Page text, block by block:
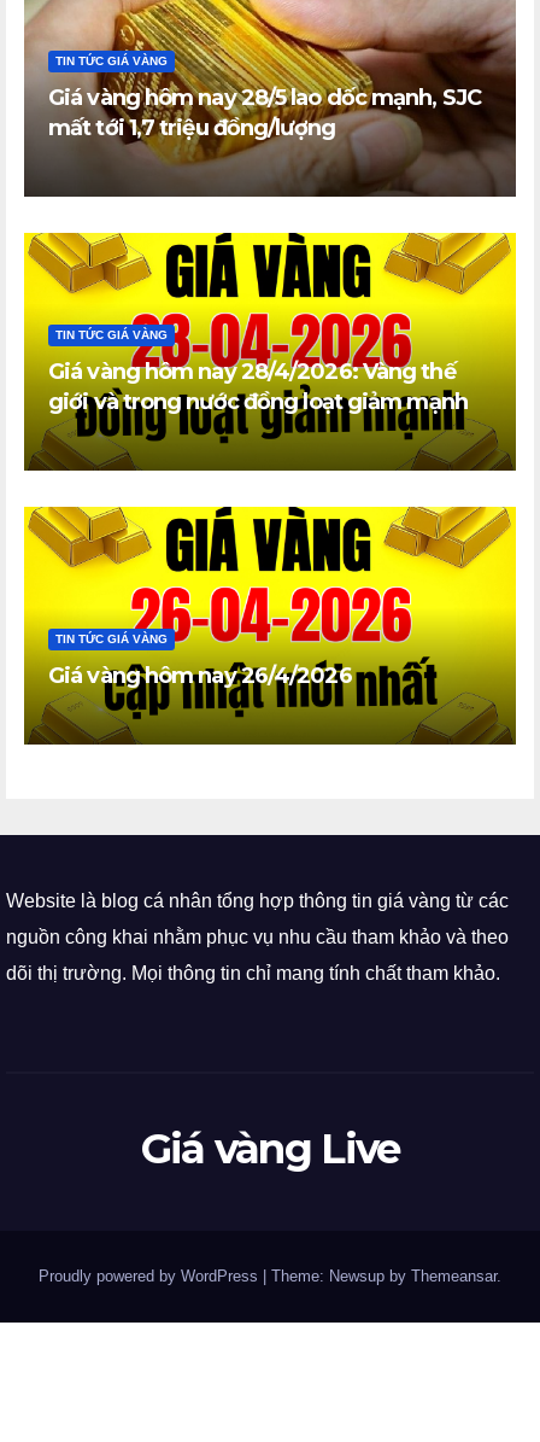
TIN TỨC GIÁ VÀNG
Giá vàng hôm nay 28/5 lao dốc mạnh, SJC
mất tới 1,7 triệu đồng/lượng
TIN TỨC GIÁ VÀNG
Giá vàng hôm nay 28/4/2026: Vàng thế
giới và trong nước đồng loạt giảm mạnh
TIN TỨC GIÁ VÀNG
Giá vàng hôm nay 26/4/2026
Website là blog cá nhân tổng hợp thông tin giá vàng từ các
nguồn công khai nhằm phục vụ nhu cầu tham khảo và theo
dõi thị trường. Mọi thông tin chỉ mang tính chất tham khảo.
Giá vàng Live
Proudly powered by WordPress Theme: Newsup by Themeansar.